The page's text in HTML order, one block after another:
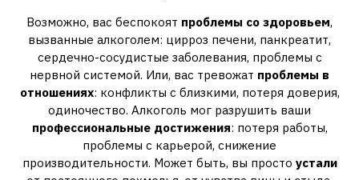
Возможно, вас беспокоят проблемы со здоровьем,
вызванные алкоголем: цирроз печени, панкреатит,
сердечно-сосудистые заболевания, проблемы с
нервной системой. Или, вас тревожат проблемы в
отношениях: конфликты с близкими, потеря доверия,
одиночество. Алкоголь мог разрушить ваши
профессиональные достижения: потеря работы,
проблемы с карьерой, снижение
производительности. Может быть, вы просто устали